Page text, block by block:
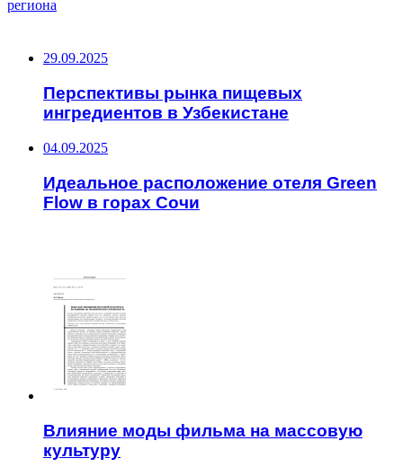
29.09.2025
Перспективы рынка пищевых
ингредиентов в Узбекистане
04.09.2025
Идеальное расположение отеля Green
Flow в горах Сочи
Влияние моды фильма на массовую
культуру